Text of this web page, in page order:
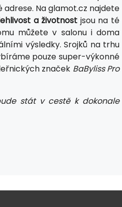
adrese. Na glamot.cz najdete
a životnost jsou na té
můžete v salonu i doma
výsledky. Srojků na trhu
pouze super-výkonné
značek BaByliss Pro
stát v cestě k dokonale